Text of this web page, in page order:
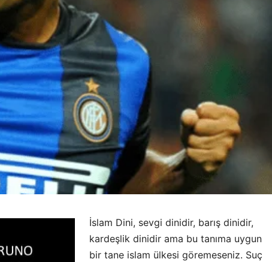
İslam Dini, sevgi dinidir, barış dinidir,
kardeşlik dinidir ama bu tanıma uygun
bir tane islam ülkesi göremeseniz. Suç